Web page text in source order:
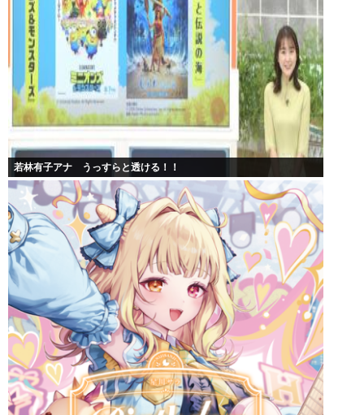
若林有子アナ うっすらと透ける！！